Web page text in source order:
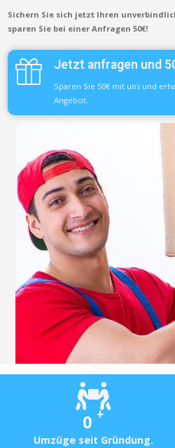
0 +
Umzüge seit Gründung.
Sichern Sie sich jetzt Ihren
sparen Sie bei einer Anfragen 50€!
Jetzt anfragen und
Sparen Sie 50€ mit uns und
Angebot.